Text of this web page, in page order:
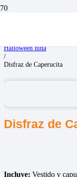
Halloween niña
/
Disfraz de Caperucita
Disfraz de
Incluye: Vestido y